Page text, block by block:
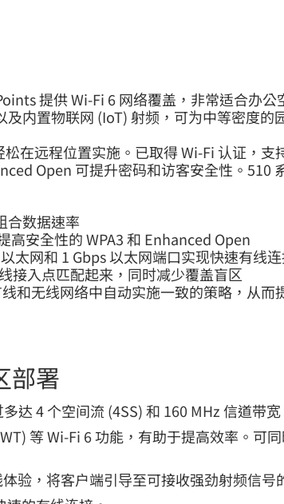
提供 Wi-Fi 6 网络覆盖，非常适合办
内置物联网 (IoT) 射频，可为中等密度的
在远程位置实施。已取得 Wi-Fi 认证，
Open 可提升密码和访客安全性。510
合数据速率
高安全性的 WPA3 和 Enhanced Open
太网和 1 Gbps 以太网端口实现快速有线
接入点匹配起来，同时减少覆盖盲区
和无线网络中自动实施一致的策略，从而
部署
4 个空间流 (4SS) 和 160 MHz 信道带
等 Wi-Fi 6 功能，有助于提高效率。
，将客户端引导至可接收强劲射频信号